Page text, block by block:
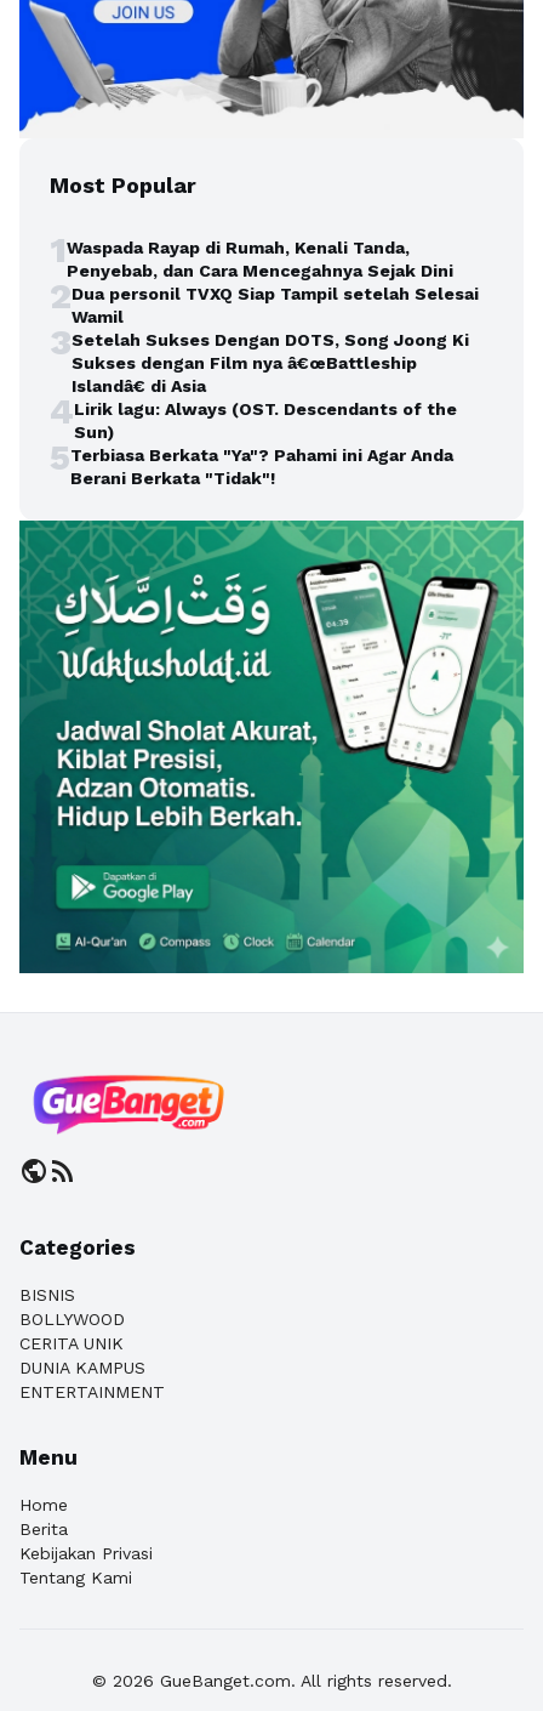
Most Popular
1Waspada Rayap di Rumah, Kenali Tanda,
Penyebab, dan Cara Mencegahnya Sejak Dini
2Dua personil TVXQ Siap Tampil setelah Selesai
Wamil
3Setelah Sukses Dengan DOTS, Song Joong Ki
Sukses dengan Film nya â€œBattleship
Islandâ€ di Asia
4Lirik lagu: Always (OST. Descendants of the
Sun)
5Terbiasa Berkata "Ya"? Pahami ini Agar Anda
Berani Berkata "Tidak"!
publicrss_feed
Categories
BISNIS
BOLLYWOOD
CERITA UNIK
DUNIA KAMPUS
ENTERTAINMENT
Menu
Home
Berita
Kebijakan Privasi
Tentang Kami
© 2026 GueBanget.com. All rights reserved.